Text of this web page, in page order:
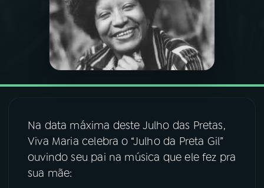
PODCASTS
VIDEOCASTS
08FESTIVAL DE MÚSICA
Na data máxima deste Julho das Pretas,
Viva Maria celebra o “Julho da Preta Gil”
ouvindo seu pai na música que ele fez pra
sua mãe: